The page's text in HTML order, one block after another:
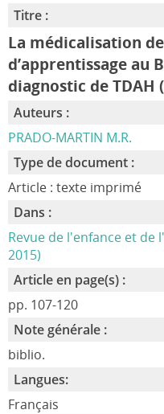
Titre :
La médicalisation
d’apprentissage au
diagnostic de TDAH
Auteurs :
PRADO-MARTIN M.R.
Type de document :
Article : texte imprimé
Dans :
Revue de l'enfance et de
2015)
Article en page(s) :
pp. 107-120
Note générale :
biblio.
Langues:
Français